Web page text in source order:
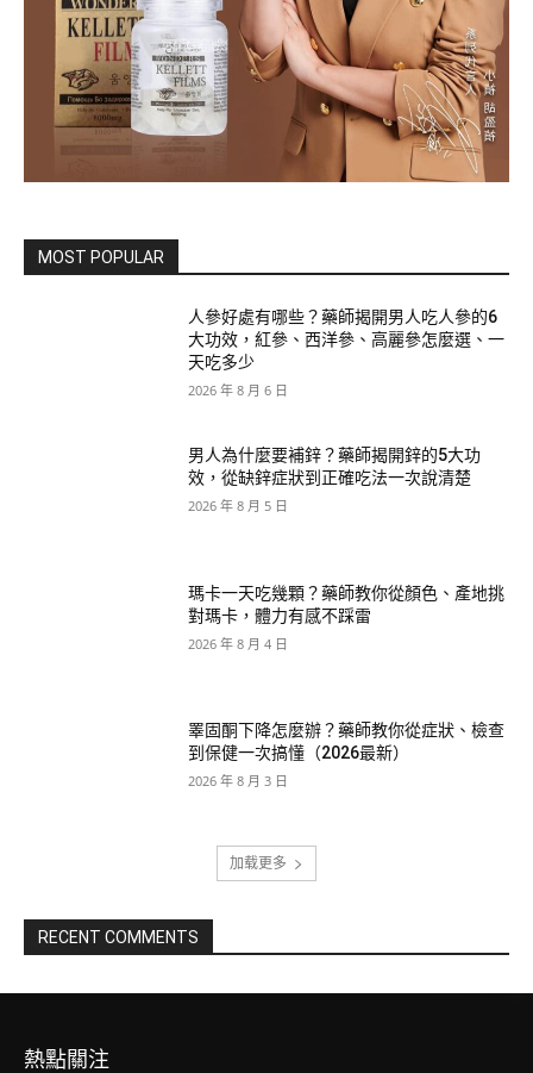
MOST POPULAR
人參好處有哪些？藥師揭開男人吃人參的6
大功效，紅參、西洋參、高麗參怎麼選、一
天吃多少
2026 年 8 月 6 日
男人為什麼要補鋅？藥師揭開鋅的5大功
效，從缺鋅症狀到正確吃法一次說清楚
2026 年 8 月 5 日
瑪卡一天吃幾顆？藥師教你從顏色、產地挑
對瑪卡，體力有感不踩雷
2026 年 8 月 4 日
睪固酮下降怎麼辦？藥師教你從症狀、檢查
到保健一次搞懂（2026最新）
2026 年 8 月 3 日
加载更多
RECENT COMMENTS
熱點關注